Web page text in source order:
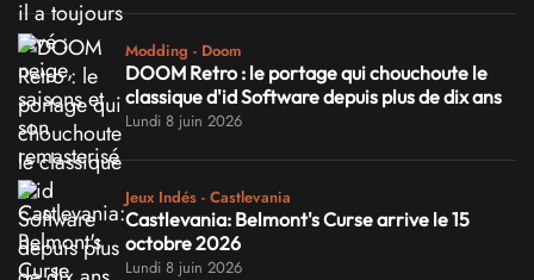
Modding - Doom
DOOM Retro : le portage qui chouchoute le
classique d'id Software depuis plus de dix ans
Lundi 8 juin 2026
Jeux Indés - Castlevania
Castlevania: Belmont's Curse arrive le 15
octobre 2026
Lundi 8 juin 2026